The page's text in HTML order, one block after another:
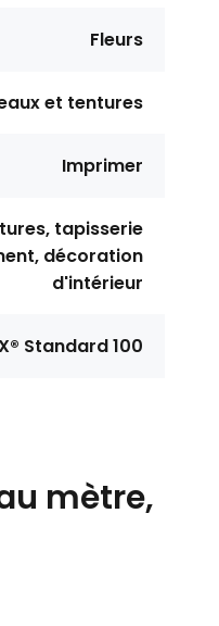
Fleurs
et tentures
Imprimer
tapisserie
décoration
d'intérieur
Standard 100
mètre,